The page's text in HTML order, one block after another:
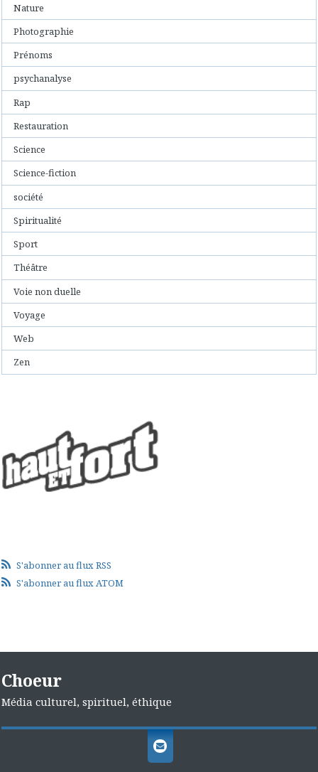
Nature
Photographie
Prénoms
psychanalyse
Rap
Restauration
Science
Science-fiction
société
Spiritualité
Sport
Théâtre
Voie non duelle
Voyage
Web
Zen
S'abonner au flux RSS
S'abonner au flux ATOM
Choeur
Média culturel, spirituel, éthique